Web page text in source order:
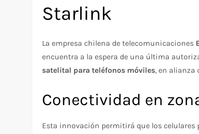
Starlink
La empresa chilena de telecomunicaciones
encuentra a la espera de una última
satelital para teléfonos móviles, en alianza
Conectividad en
Esta innovación permitirá que los